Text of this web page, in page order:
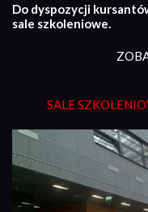
Do dyspozycji
sale szkoleniowe.
SALE